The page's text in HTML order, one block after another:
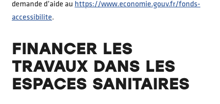
demande d’aide au https://www.economie.gouv.fr/fonds-
accessibilite.
FINANCER LES
TRAVAUX DANS LES
ESPACES SANITAIRES